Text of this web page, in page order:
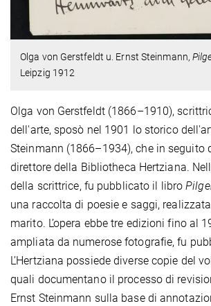
Olga von Gerstfeldt u. Ernst Steinmann,
Leipzig 1912
Olga von Gerstfeldt (1866–1910),
dell'arte, sposò nel 1901 lo storico
Steinmann (1866–1934), che in seguito
direttore della Bibliotheca Hertziana.
della scrittrice, fu pubblicato il libro
una raccolta di poesie e saggi,
marito. L’opera ebbe tre edizioni fino al
ampliata da numerose fotografie, fu
L’Hertziana possiede diverse copie del
quali documentano il processo di
Ernst Steinmann sulla base di